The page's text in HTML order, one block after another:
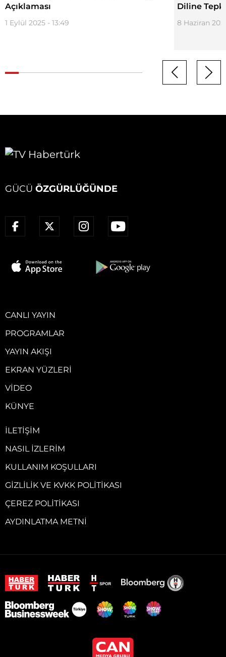
Açıklaması
1 Eylül 2025 - 13:49
Diline
8 Haziran
GÜCÜ ÖZGÜRLÜĞÜNDE
CANLI YAYIN
PROGRAMLAR
YAYIN AKIŞI
EKRAN YÜZLERI
VIDEO
KÜNYE
İLETIŞIM
NASIL İZLERIM
KULLANIM KOŞULLARI
GIZLILIK VE KVKK POLITIKASI
ÇEREZ POLITIKASI
AYDINLATMA METNI